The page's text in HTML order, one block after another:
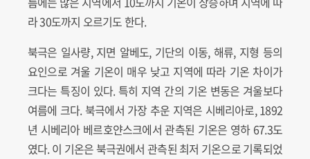
라 30도까지 오르기도 한다.
북극은 일사량, 지면 알베도, 기단의 이동, 해류, 지형 등의
요인으로 겨울 기온이 매우 낮고 지역에 따라 기온 차이가
크다는 특징이 있다. 특히 지역 간의 기온 변동은 겨울보다
여름에 크다. 북극에서 가장 추운 지역은 시베리아로, 1892
년 시베리아 베르호얀스크에서 관측된 기온은 영하 67.3도
였다. 이 기온은 북극권에서 관측된 최저 기온으로 기록되었